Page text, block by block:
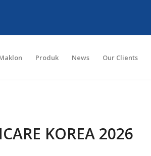
Produk News Our Clients
KOREA 2026